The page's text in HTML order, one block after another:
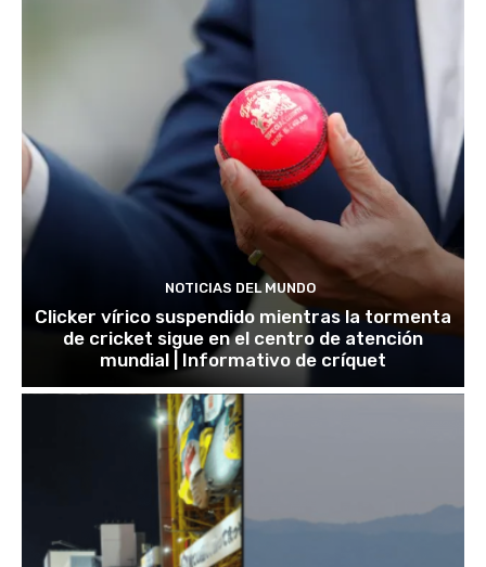
NOTICIAS DEL MUNDO
Clicker vírico suspendido mientras la tormenta
de cricket sigue en el centro de atención
mundial | Informativo de críquet